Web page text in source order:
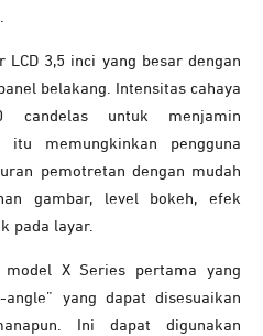
3,5 inci yang besar dengan
belakang. Intensitas cahaya
candelas untuk menjamin
memungkinkan pengguna
pemotretan dengan mudah
gambar, level bokeh, efek
pada layar.
X Series pertama yang
yang dapat disesuaikan
Ini dapat digunakan